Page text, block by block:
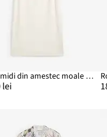
Rochie midi din amestec moale cu viscoză
lei